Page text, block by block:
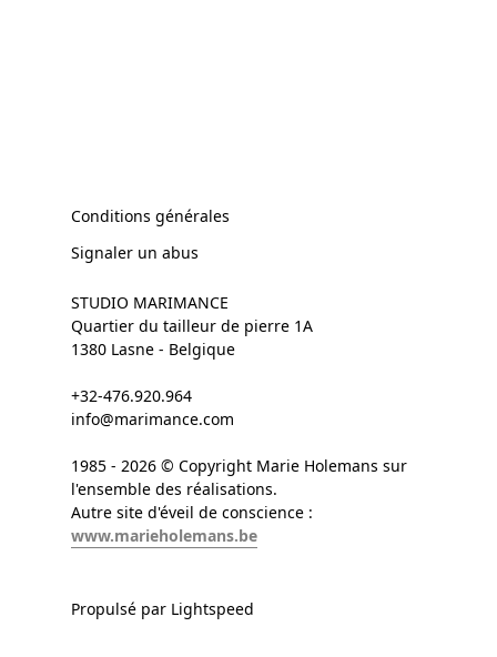
Conditions générales
Signaler un abus
STUDIO MARIMANCE
Quartier du tailleur de pierre 1A
1380 Lasne - Belgique
+32-476.920.964
info@marimance.com
1985 - 2026 © Copyright Marie Holemans sur
l'ensemble des réalisations.
Autre site d'éveil de conscience :
www.marieholemans.be
Propulsé par Lightspeed